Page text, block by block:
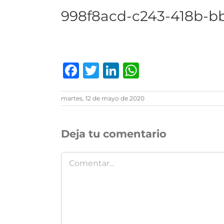
998f8acd-c243-418b-
Facebook
TwitterLinkedIn
martes, 12 de mayo de 2020
Deja tu comentario
Comentar